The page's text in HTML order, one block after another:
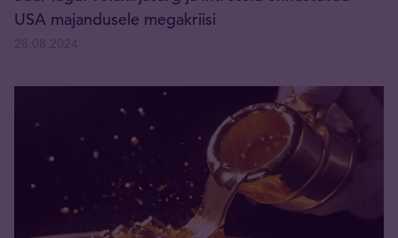
USA majandusele megakriisi